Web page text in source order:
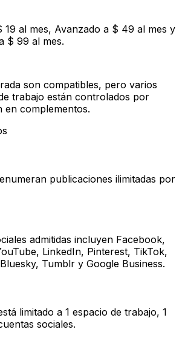
19 al mes, Avanzado a $ 49 al mes y
$ 99 al mes.
son compatibles, pero varios
trabajo están controlados por
en complementos.
publicaciones ilimitadas por
admitidas incluyen Facebook,
LinkedIn, Pinterest, TikTok,
Tumblr y Google Business.
limitado a 1 espacio de trabajo, 1
sociales.